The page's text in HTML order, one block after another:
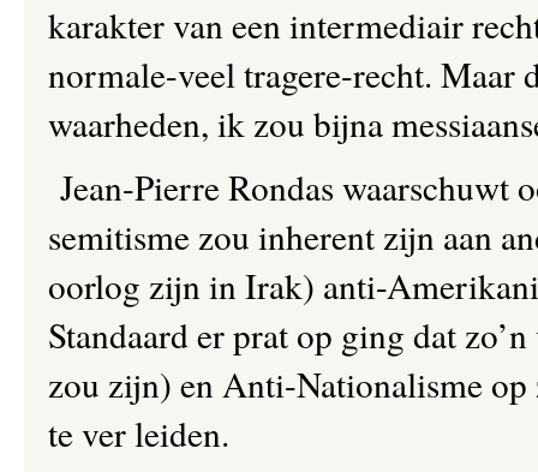
karakter van een intermediair
normale-veel tragere-recht. Maar
waarheden, ik zou bijna
Jean-Pierre Rondas
semitisme zou inherent zijn aan
oorlog zijn in Irak) anti-
Standaard er prat op ging dat
zou zijn) en Anti-Nationalisme
te ver leiden.